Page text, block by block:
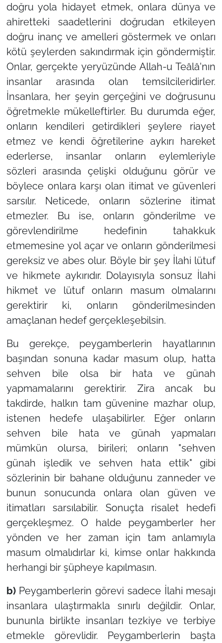
doğru yola hidayet etmek, onlara dünya ve
ahiretteki saadetlerini doğrudan etkileyen
doğru inanç ve amelleri göstermek ve onları
kötü şeylerden sakındırmak için göndermiştir.
Onlar, gerçekte yeryüzünde Allah-u Teâlâ'nın
insanlar arasında olan temsilcileridirler.
İnsanlara, her şeyin gerçeğini ve doğrusunu
öğretmekle mükelleftirler. Bu durumda eğer,
onların kendileri getirdikleri şeylere riayet
etmez ve kendi öğretilerine aykırı hareket
ederlerse, insanlar onların eylemleriyle
sözleri arasında çelişki olduğunu görür ve
böylece onlara karşı olan itimat ve güvenleri
sarsılır. Neticede, onların sözlerine itimat
etmezler. Bu ise, onların gönderilme ve
görevlendirilme hedefinin tahakkuk
etmemesine yol açar ve onların gönderilmesi
gereksiz ve abes olur. Böyle bir şey İlahi lütuf
ve hikmete aykırıdır. Dolayısıyla sonsuz İlahi
hikmet ve lütuf onların masum olmalarını
gerektirir ki, onların gönderilmesinden
amaçlanan hedef gerçekleşebilsin.
Bu gerekçe, peygamberlerin hayatlarının
başından sonuna kadar masum olup, hatta
sehven bile olsa bir hata ve günah
yapmamalarını gerektirir. Zira ancak bu
takdirde, halkın tam güvenine mazhar olup,
istenen hedefe ulaşabilirler. Eğer onların
sehven bile hata ve günah yapmaları
mümkün olursa, birileri; onların "sehven
günah işledik ve sehven hata ettik" gibi
sözlerinin bir bahane olduğunu zanneder ve
bunun sonucunda onlara olan güven ve
itimatları sarsılabilir. Sonuçta risalet hedefi
gerçekleşmez. O halde peygamberler her
yönden ve her zaman için tam anlamıyla
masum olmalıdırlar ki, kimse onlar hakkında
herhangi bir şüpheye kapılmasın.
b) Peygamberlerin görevi sadece İlahi mesajı
insanlara ulaştırmakla sınırlı değildir. Onlar,
bununla birlikte insanları tezkiye ve terbiye
etmekle görevlidir. Peygamberlerin başta